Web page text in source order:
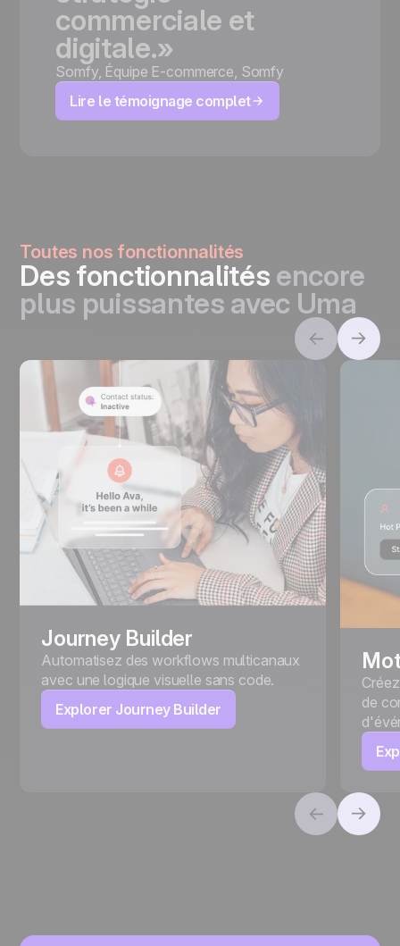
commerciale et
digitale.»
Somfy, Équipe E-commerce, Somfy
Lire le témoignage complet
Toutes nos fonctionnalités
Des fonctionnalités encore
plus puissantes avec Uma
Journey Builder
Automatisez des workflows multicanaux
avec une logique visuelle sans code.
Explorer Journey Builder
de